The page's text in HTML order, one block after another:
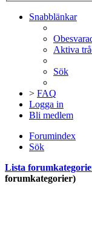
Snabblänkar
Aktiva
Sök
> FAQ
Logga in
Bli medlem
Forumindex
Sök
Lista
forumkategorier)